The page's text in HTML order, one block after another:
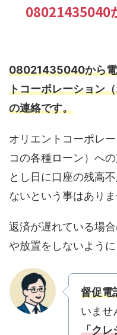
08021435040
08021435040から電
トコーポレーション
の連絡です。
オリエントコーポレ
コの各種ローン）へ
とし日に口座の残高
ないという事はありま
返済が遅れている場
や放置をしないように
督促電
いませ
「クレ